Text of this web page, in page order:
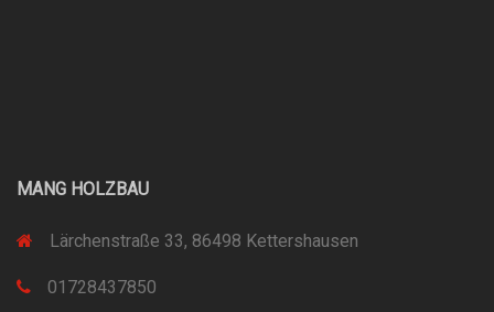
MANG HOLZBAU
Lärchenstraße 33, 86498 Kettershausen
01728437850